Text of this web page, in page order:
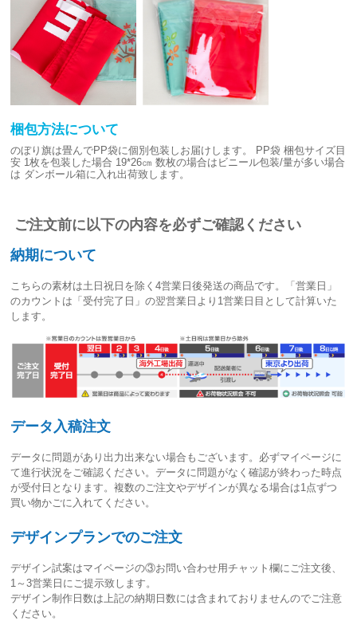
梱包方法について
のぼり旗は畳んでPP袋に個別包装しお届けします。
PP袋 梱包サイズ目
安 1枚を包装した場合 19*26㎝ 数枚の場合はビニール包装/量が多い場合
は ダンボール箱に入れ出荷致します。
ご注文前に以下の内容を必ずご確認ください
納期について
こちらの素材は土日祝日を除く4営業日後発送の商品です。「営業日」
のカウントは「受付完了日」の翌営業日より1営業日目として計算いた
します。
データ入稿注文
データに問題があり出力出来ない場合もございます。必ずマイページに
て進行状況をご確認ください。データに問題がなく確認が終わった時点
が受付日 となります。複数のご注文やデザインが異なる場合は1点ずつ
買い物かごに入れてください。
デザインプランでのご注文
デザイン試案はマイページの③お問い合わせ用チャット欄にご注文後、
1～3営業日 にご提示致します。
デザイン制作日数は上記の納期日数には含まれておりませんのでご注意
ください。